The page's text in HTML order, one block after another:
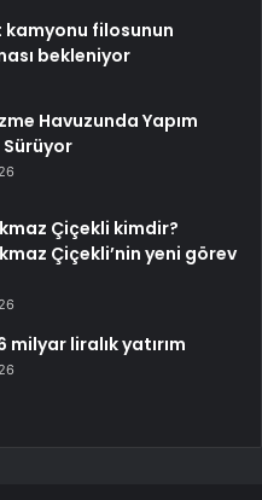
kamyonu filosunun
bekleniyor
Havuzunda Yapım
Sürüyor
Çiçekli kimdir?
Çiçekli’nin yeni görev
milyar liralık yatırım